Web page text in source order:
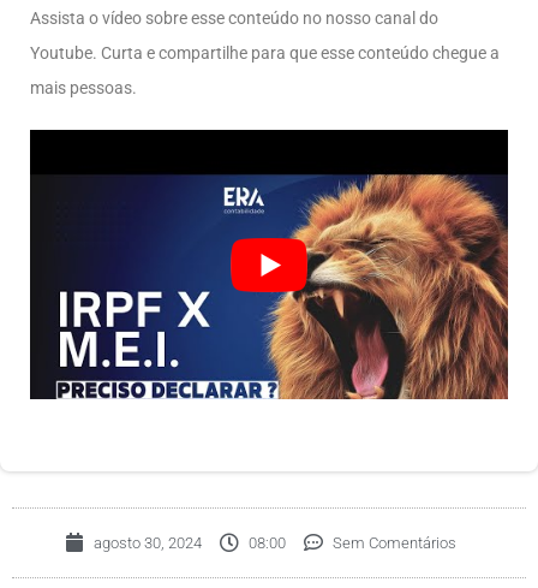
Assista o vídeo sobre esse conteúdo no nosso canal do
Youtube. Curta e compartilhe para que esse conteúdo chegue a
mais pessoas.
agosto 30, 2024 08:00 Sem Comentários